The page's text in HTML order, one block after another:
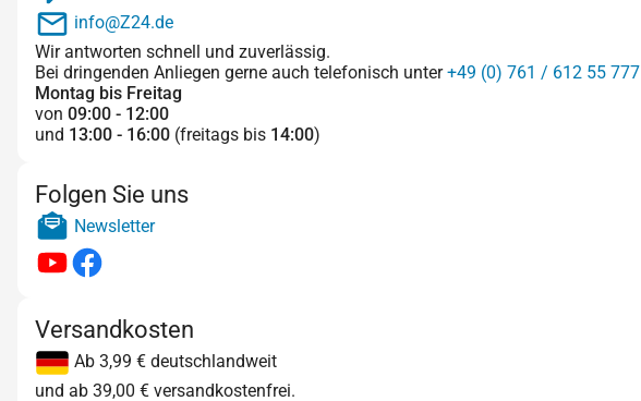
info@Z24.de
Wir antworten schnell und zuverlässig.
Bei dringenden Anliegen gerne auch telefonisch unter+49 (0) 761 / 612 55 777
Montag bis Freitag
von 09:00 - 12:00
und 13:00 - 16:00 (freitags bis 14:00)
Folgen Sie uns
Newsletter
Versandkosten
Ab 3,99 € deutschlandweit
und ab 39,00 € versandkostenfrei.